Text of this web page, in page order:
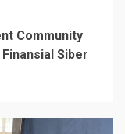
Community
Siber